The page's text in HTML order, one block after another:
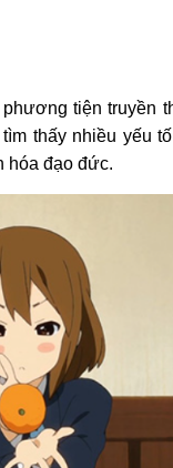
tiện truyền
thấy nhiều yếu
hóa đạo đức.